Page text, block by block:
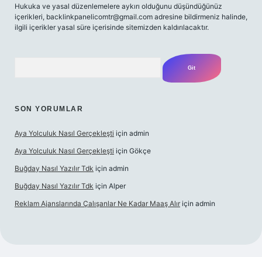
Hukuka ve yasal düzenlemelere aykırı olduğunu düşündüğünüz
içerikleri, backlinkpanelicomtr@gmail.com adresine bildirmeniz halinde,
ilgili içerikler yasal süre içerisinde sitemizden kaldırılacaktır.
SON YORUMLAR
Aya Yolculuk Nasıl Gerçekleşti için admin
Aya Yolculuk Nasıl Gerçekleşti için Gökçe
Buğday Nasıl Yazılır Tdk için admin
Buğday Nasıl Yazılır Tdk için Alper
Reklam Ajanslarında Çalışanlar Ne Kadar Maaş Alır için admin